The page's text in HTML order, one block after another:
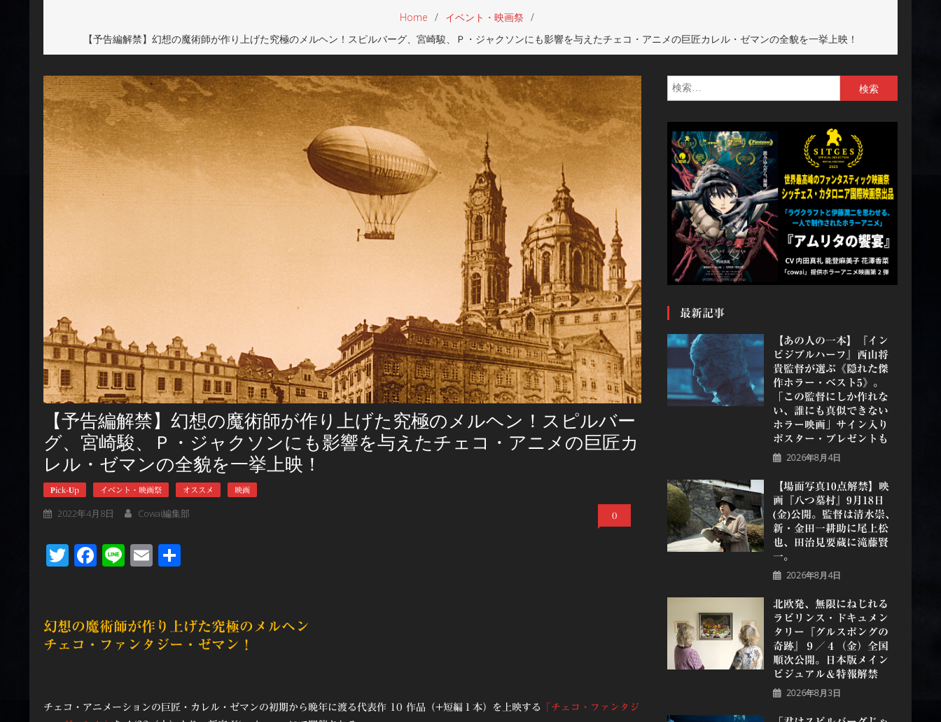
Home
イベント・映画祭
【予告編解禁】幻想の魔術師が作り上げた究極のメルヘン！スピルバーグ、宮崎駿、Ｐ・ジャクソンにも影響を与えたチェコ・アニメの巨匠カレル・ゼマンの全貌を一挙上映！
【予告編解禁】幻想の魔術師が作り上げた究極のメルヘン！スピルバー
グ、宮崎駿、Ｐ・ジャクソンにも影響を与えたチェコ・アニメの巨匠カ
レル・ゼマンの全貌を一挙上映！
Pick-Up イベント・映画祭 オススメ 映画
2022年4月8日 Cowai編集部 0
Twitter
Facebook
LineEmail
幻想の魔術師が作り上げた究極のメルヘン
チェコ・ファンタジー・ゼマン！
チェコ・アニメーションの巨匠・カレル・ゼマンの初期から晩年に渡る代表作 10 作品（+短編１本）を上映する
「チェコ・ファンタジ
索:
最新記事
【あの人の一本】『イン
ビジブルハーフ』⻄⼭将
貴監督が選ぶ《隠れた傑
作ホラー・ベスト5》。
「この監督にしか作れな
い、誰にも真似できない
ホラー映画」サイン入り
ポスター・プレゼントも
2026年8月4日
【場面写真10点解禁】映
画『八つ墓村』9月18日
(金)公開。監督は清水崇、
新・金田一耕助に尾上松
也、田治見要蔵に滝藤賢
一。
2026年8月4日
北欧発、無限にねじれる
ラビリンス・ドキュメン
タリー『グルスポングの
奇跡』９／４（金）全国
順次公開。日本版メイン
ビジュアル＆特報解禁
2026年8月3日